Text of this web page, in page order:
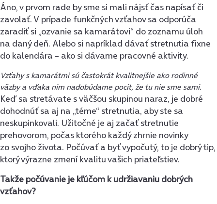
Áno, v prvom rade by sme si mali nájsť čas napísať či
zavolať. V prípade funkčných vzťahov sa odporúča
zaradiť si „ozvanie sa kamarátovi“ do zoznamu úloh
na daný deň. Alebo si napríklad dávať stretnutia fixne
do kalendára – ako si dávame pracovné aktivity.
Vzťahy s kamarátmi sú častokrát kvalitnejšie ako rodinné
väzby a vďaka nim nadobúdame pocit, že tu nie sme sami.
Keď sa stretávate s väčšou skupinou naraz, je dobré
dohodnúť sa aj na „téme“ stretnutia, aby ste sa
neskupinkovali. Užitočné je aj začať stretnutie
prehovorom, počas ktorého každý zhrnie novinky
zo svojho života. Počúvať a byť vypočutý, to je dobrý tip,
ktorý výrazne zmení kvalitu vašich priateľstiev.
Takže počúvanie je kľúčom k udržiavaniu dobrých
vzťahov?